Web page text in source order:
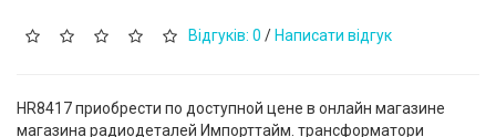
Відгуків: 0 / Написати відгук
HR8417 приобрести по доступной цене в онлайн магазине
магазина радиодеталей Импорттайм. трансформатори